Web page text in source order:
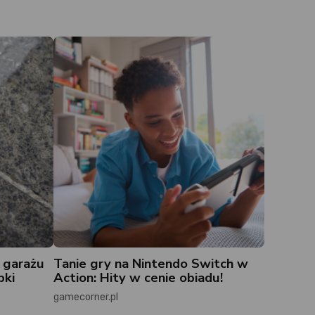
Tanie gry na Nintendo Switch w
Action: Hity w cenie obiadu!
gamecorner.pl